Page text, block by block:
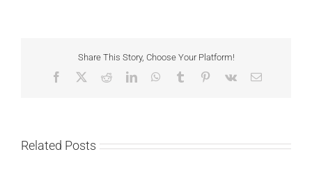
Share This Story, Choose Your Platform!
Facebook RedditLinkedInWhatsApp
Tumblr Pinterest
Vk Email
Related Posts